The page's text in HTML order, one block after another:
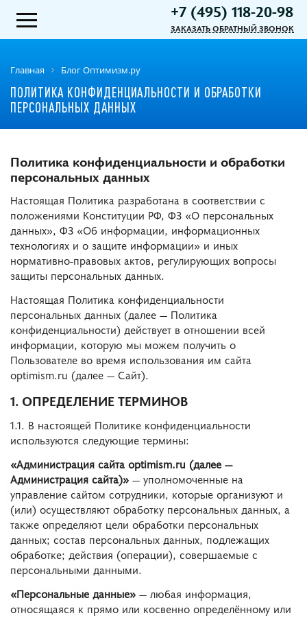
+7 (495) 118-20-98
ЗАКАЗАТЬ ОБРАТНЫЙ ЗВОНОК
Главная Блог Оптимизм.ру
ПОЛИТИКА КОНФИДЕНЦИАЛЬНОСТИ И ОБРАБОТКИ
ПЕРСОНАЛЬНЫХ ДАННЫХ
Политика конфиденциальности и обработки
персональных данных
Настоящая Политика разработана в соответствии с
положениями Конституции РФ, ФЗ «О персональных
данных», ФЗ «Об информации, информационных
технологиях и о защите информации» и иных
нормативно-правовых актов, регулирующих вопросы
защиты персональных данных.
Настоящая Политика конфиденциальности
персональных данных (далее — Политика
конфиденциальности) действует в отношении всей
информации, которую мы можем получить о
Пользователе во время использования им сайта
optimism.ru (далее — Сайт).
1. ОПРЕДЕЛЕНИЕ ТЕРМИНОВ
1.1. В настоящей Политике конфиденциальности
используются следующие термины:
«Администрация сайта optimism.ru (далее —
Администрация сайта)» — уполномоченные на
управление сайтом сотрудники, которые организуют и
(или) осуществляют обработку персональных данных, а
также определяют цели обработки персональных
данных; состав персональных данных, подлежащих
обработке; действия (операции), совершаемые с
персональными данными.
«Персональные данные» — любая информация,
относящаяся к прямо или косвенно определённому или